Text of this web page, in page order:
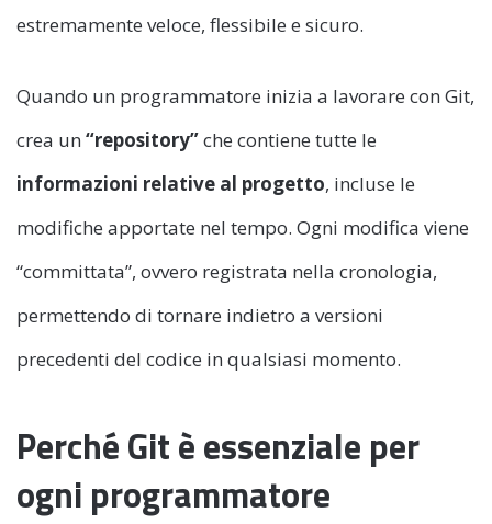
estremamente veloce, flessibile e sicuro.
Quando un programmatore inizia a lavorare con Git,
crea un “repository”che contiene tutte le
informazioni relative al progetto, incluse le
modifiche apportate nel tempo. Ogni modifica viene
“committata”, ovvero registrata nella cronologia,
permettendo di tornare indietro a versioni
precedenti del codice in qualsiasi momento.
Perché Git è essenziale per
ogni programmatore